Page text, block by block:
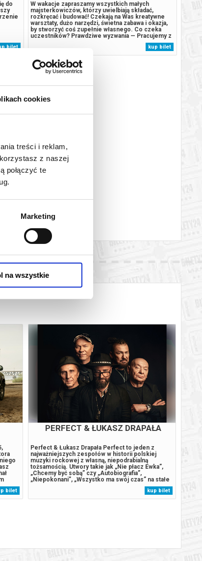
cookies
treści i reklam,
z naszej
połączyć te
Marketing
na wszystkie
do
bilet
W wakacje zapraszamy wszystkich małych
majsterkowiczów, którzy uwielbiają składać,
rozkręcać i budować! Czekają na Was kreatywne
warsztaty, dużo narzędzi, świetna zabawa i okazja,
by stworzyć coś zupełnie własnego. Co czeka
uczestników? Prawdziwe wyzwania — Pracujemy z
autentycznymi narzędziami (młotki, piły, wkrętarki)
dopasowanymi do wieku i możliwości dzieci,
zawsze pod okiem doświadczonych
instruktorów....
kup bilet
bilet
PERFECT & ŁUKASZ DRAPAŁA
Perfect & Łukasz Drapała Perfect to jeden z
najważniejszych zespołów w historii polskiej
muzyki rockowej z własną, niepodrabialną
tożsamością. Utwory takie jak „Nie płacz Ewka”,
„Chcemy być sobą” czy „Autobiografia”,
„Niepokonani”, „Wszystko ma swój czas” na stałe
zapisały się w historii i sercach kilku pokoleń
Polaków. Perfect to zespół, który nie tylko tworzył
klasyki, ale też inspirował. Każda...
kup bilet